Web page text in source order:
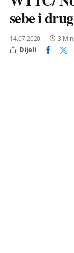
sebe i
14.07.2020 3
Dijeli